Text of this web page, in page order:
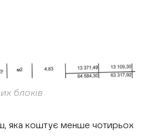
блоків
яка коштує менше чотирьох